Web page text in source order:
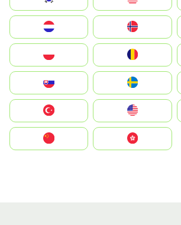
United States
中國香港特別行政區